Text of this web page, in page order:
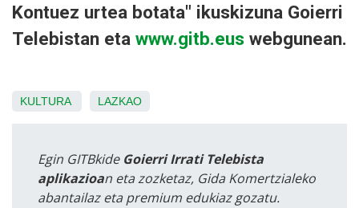
Kontuez urtea botata" ikuskizuna Goierri
Telebistan eta www.gitb.eus webgunean.
KULTURA LAZKAO
Egin GITBkide Goierri Irrati Telebista
aplikazioan eta zozketaz, Gida Komertzialeko
abantailaz eta premium edukiaz gozatu.